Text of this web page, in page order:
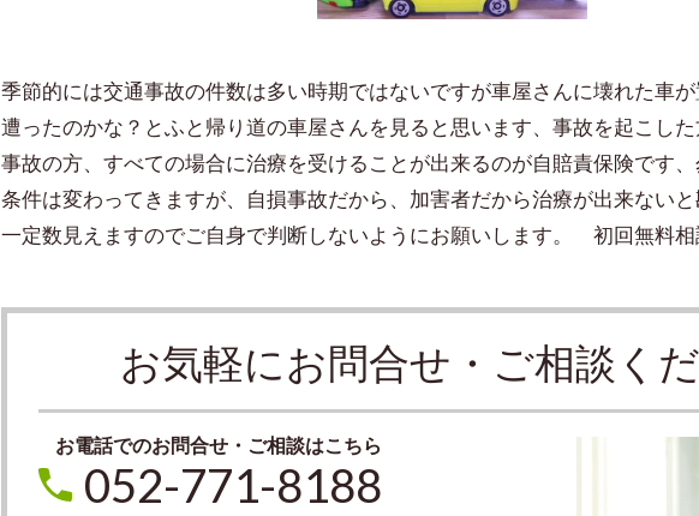
季節的には交通事故の件数は多い時期ではないですが車屋さんに壊れた車
遭ったのかな？とふと帰り道の車屋さんを見ると思います、事故を起こし
事故の方、すべての場合に治療を受けることが出来るのが自賠責保険です
条件は変わってきますが、自損事故だから、加害者だから治療が出来ない
一定数見えますのでご自身で判断しないようにお願いします。 初回無料相
お気軽にお問合せ・ご相談く
お電話でのお問合せ・ご相談はこちら
052-771-8188